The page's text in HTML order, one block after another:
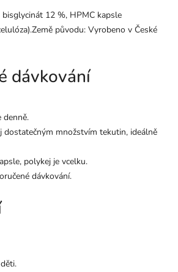
12 %, HPMC kapsle
původu: Vyrobeno v České
dávkování
denně.
dostatečným množstvím tekutin, ideálně
polykej je vcelku.
dávkování.